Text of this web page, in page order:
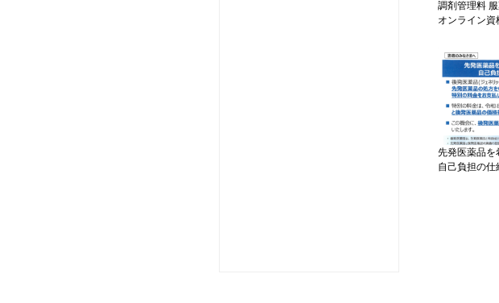
調剤管理料
オンライン資
先発医薬品を
自己負担の仕